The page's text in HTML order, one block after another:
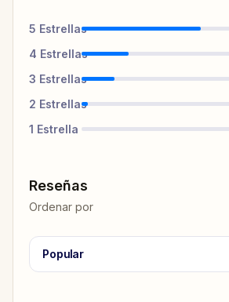
5 Estrellas
4 Estrellas
3 Estrellas
2 Estrellas
1 Estrella
Reseñas
Ordenar por
Popular